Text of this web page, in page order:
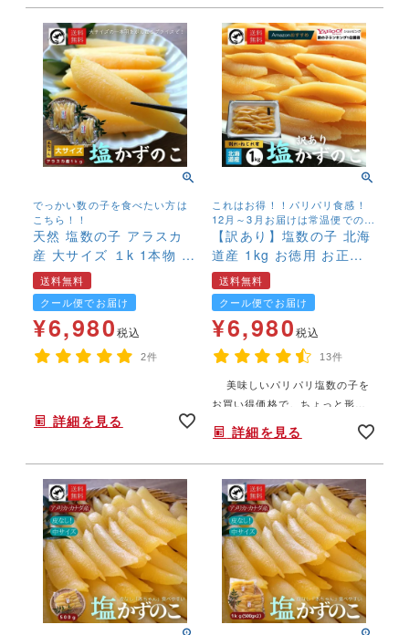
でっかい数の子を食べたい方は
こちら！！
天然 塩数の子 アラスカ
産 大サイズ １k 1本物 送
料無料 本ちゃん かずの
こ カズノコ 大きい 最
大級
送料無料
クール便でお届け
¥6,980税込
2件
詳細を見る
これはお得！！パリパリ食感！
12月～3月お届けは常温便での発
送。 4月～11月お届けは冷蔵便
発送
【訳あり】塩数の子 北海
道産 1kg お徳用 お正月
おせち かずのこ カズノ
コ 数の子【送料無料】
送料無料
クール便でお届け
¥6,980税込
13件
美味しいパリパリ塩数の子を
お買い得価格で。ちょっと形は
はそのままです。ずっしりボリ
ピお付けします。
詳細を見る